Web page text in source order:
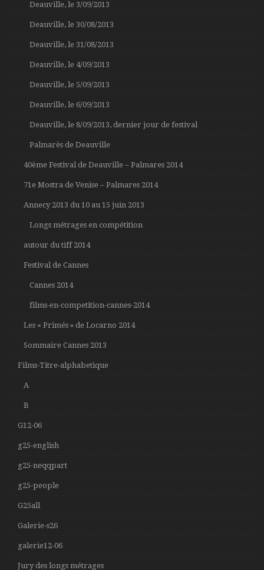
Deauville, le 3/09/2013
Deauville, le 30/08/2013
Deauville, le 31/08/2013
Deauville, le 4/09/2013
Deauville, le 5/09/2013
Deauville, le 6/09/2013
Deauville, le 8/09/2013, dernier jour de festival
Palmarès de Deauville
40ème Festival de Deauville – Palmares 2014
71e Mostra de Venise – Palmares 2014
Annecy 2013 du 10 au 15 juin 2013
Longs métrages en compétition
autour du tiff 2014
Festival de Cannes
Cannes 2014
films-en-competition-cannes-2014
Les « Primés » de Locarno 2014
Sommaire Cannes 2013
Films-Titre-alphabetique
A
B
G12-06
g25-english
g25-neqqpart
g25-people
G25all
Galerie-s26
galerie12-06
Jury des longs métrages